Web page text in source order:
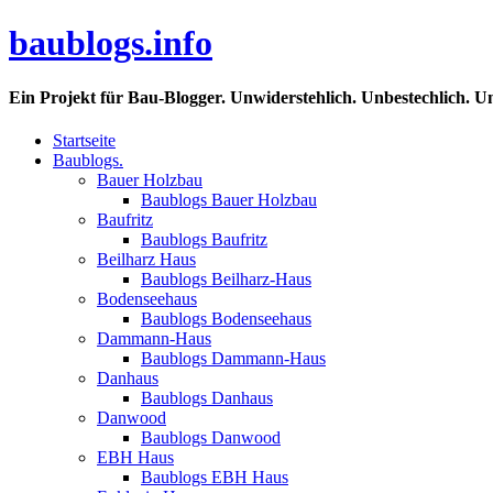
baublogs.info
Ein Projekt für Bau-Blogger. Unwiderstehlich. Unbestechlich.
Startseite
Baublogs.
Bauer Holzbau
Baublogs Bauer Holzbau
Baufritz
Baublogs Baufritz
Beilharz Haus
Baublogs Beilharz-Haus
Bodenseehaus
Baublogs Bodenseehaus
Dammann-Haus
Baublogs Dammann-Haus
Danhaus
Baublogs Danhaus
Danwood
Baublogs Danwood
EBH Haus
Baublogs EBH Haus